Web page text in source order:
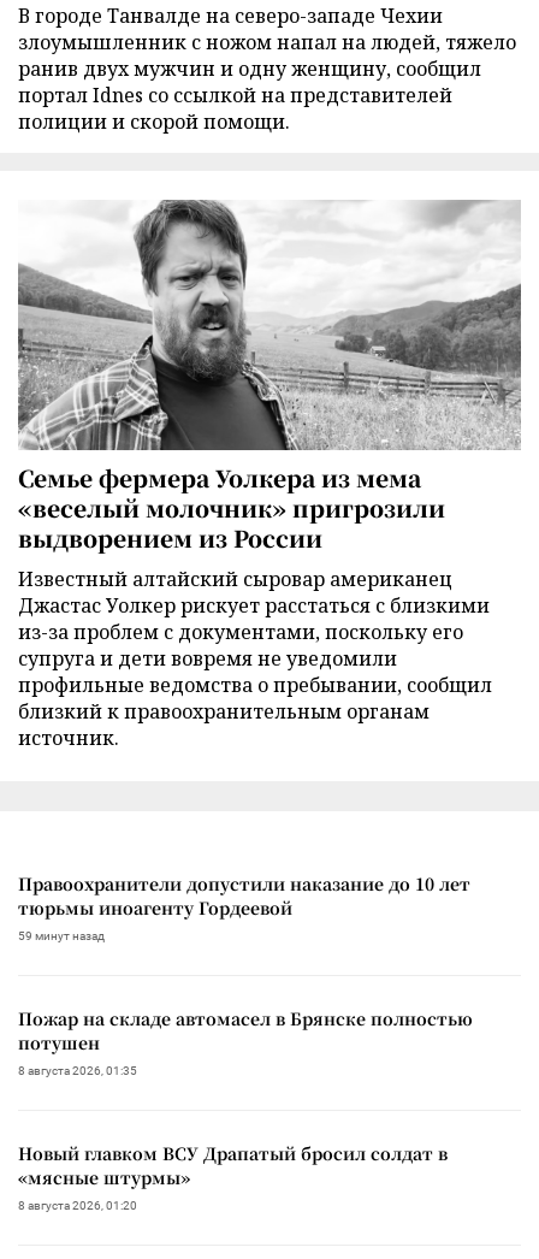
В городе Танвалде на северо-западе Чехии
злоумышленник с ножом напал на людей, тяжело
ранив двух мужчин и одну женщину, сообщил
портал Idnes со ссылкой на представителей
полиции и скорой помощи.
Семье фермера Уолкера из мема
«веселый молочник» пригрозили
выдворением из России
Известный алтайский сыровар американец
Джастас Уолкер рискует расстаться с близкими
из-за проблем с документами, поскольку его
супруга и дети вовремя не уведомили
профильные ведомства о пребывании, сообщил
близкий к правоохранительным органам
источник.
Правоохранители допустили наказание до 10 лет
тюрьмы иноагенту Гордеевой
59 минут назад
Пожар на складе автомасел в Брянске полностью
потушен
8 августа 2026, 01:35
Новый главком ВСУ Драпатый бросил солдат в
«мясные штурмы»
8 августа 2026, 01:20